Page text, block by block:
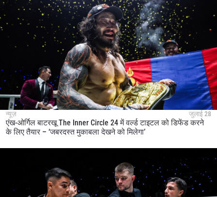
न्यूज़ जुलाई 28
एंख-ओर्गिल बाटरखू The Inner Circle 24 में वर्ल्ड टाइटल को डिफेंड करने
के लिए तैयार – ‘जबरदस्त मुकाबला देखने को मिलेगा’